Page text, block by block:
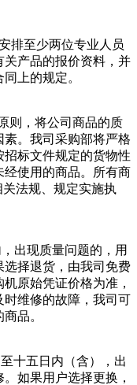
排至少两位专业人员
产品的报价资料，并
上的规定。
则，将公司商品的质
。我司采购部将严格
标文件规定的货物性
使用的商品。所有商
法规、规定实施执
出现质量问题的，用
选择退货，由我司免费
原始凭证价格为准，
维修的故障，我司可
品。
十五日内（含），出
如果用户选择更换，